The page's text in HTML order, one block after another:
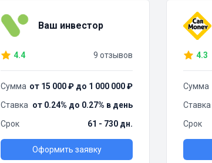
Ваш инвестор
4.4 9 отзывов
Сумма от 15 000 ₽ до 1 000 000 ₽
Ставка от 0.24% до 0.27% в день
Срок
61 - 730 дн.
Оформить заявку
4.3
Сумма
Ставка
Срок